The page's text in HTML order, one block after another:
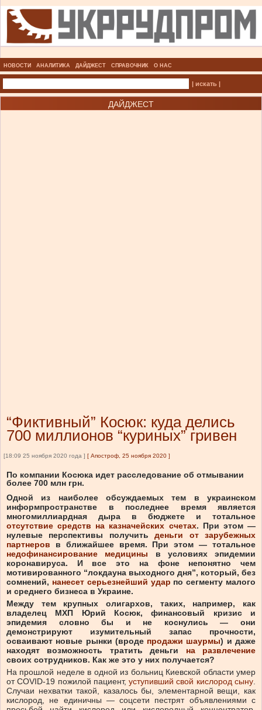
НОВОСТИ АНАЛИТИКА ДАЙДЖЕСТ СПРАВОЧНИК О НАС
| искать |
ДАЙДЖЕСТ
“Фиктивный” Косюк: куда делись
700 миллионов “куриных” гривен
[18:09 25 ноября 2020 года ] [ Апостроф, 25 ноября 2020 ]
По компании Косюка идет расследование об отмывании
более 700 млн грн.
Одной из наиболее обсуждаемых тем в украинском
информпространстве в последнее время является
многомиллиардная дыра в бюджете и тотальное
отсутствие средств на казначейских счетах. При этом —
нулевые перспективы получитьденьги от зарубежных
партнеров в ближайшее время. При этом — тотальное
недофинансирование медицины в условиях эпидемии
коронавируса. И все это на фоне непонятно чем
мотивированного “локдауна выходного дня”, который, без
сомнений, нанесет серьезнейший удар по сегменту малого
и среднего бизнеса в Украине.
Между тем крупных олигархов, таких, например, как
владелец МХП Юрий Косюк, финансовый кризис и
эпидемия словно бы и не коснулись — они
демонстрируют изумительный запас прочности,
осваивают новые рынки (вроде продажи шаурмы) и даже
находят возможность тратить деньги на развлечение
своих сотрудников. Как же это у них получается?
На прошлой неделе в одной из больниц Киевской области умер
от COVID-19 пожилой пациент,уступивший свой кислород сыну.
Случаи нехватки такой, казалось бы, элементарной вещи, как
кислород, не единичны — соцсети пестрят объявлениями с